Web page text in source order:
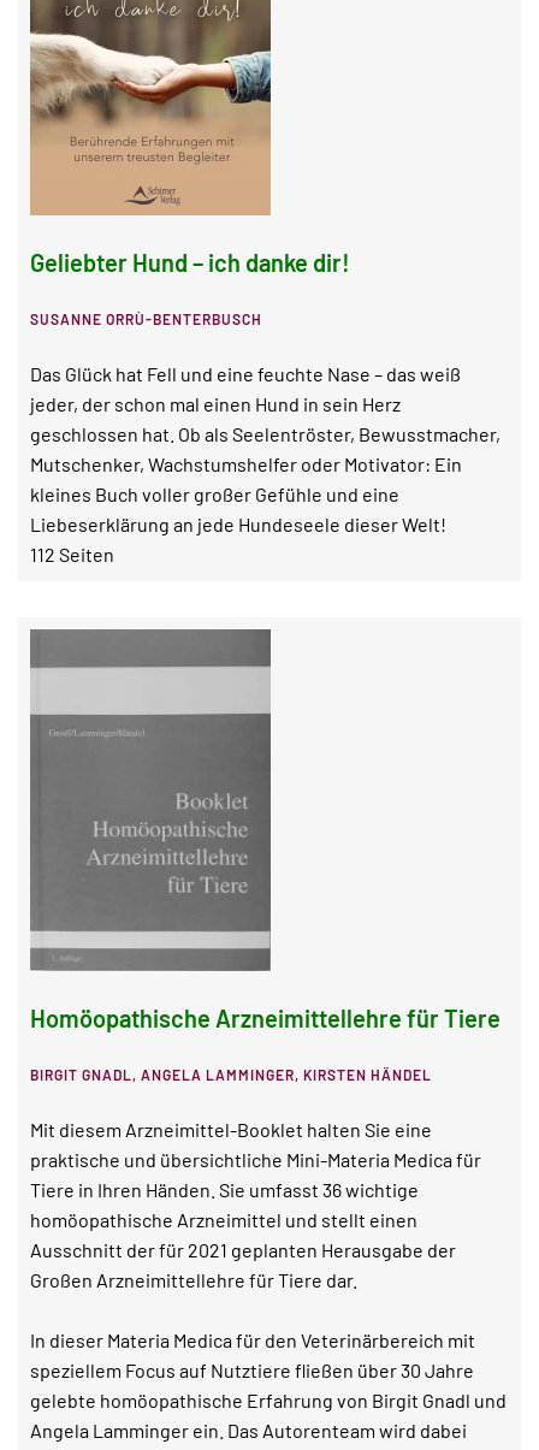
Geliebter Hund – ich danke dir!
SUSANNE ORRÙ-BENTERBUSCH
Das Glück hat Fell und eine feuchte Nase – das weiß
jeder, der schon mal einen Hund in sein Herz
geschlossen hat. Ob als Seelentröster, Bewusstmacher,
Mutschenker, Wachstumshelfer oder Motivator: Ein
kleines Buch voller großer Gefühle und eine
Liebeserklärung an jede Hundeseele dieser Welt!
112 Seiten
Homöopathische Arzneimittellehre für Tiere
BIRGIT GNADL, ANGELA LAMMINGER, KIRSTEN HÄNDEL
Mit diesem Arzneimittel-Booklet halten Sie eine
praktische und übersichtliche Mini-Materia Medica für
Tiere in Ihren Händen. Sie umfasst 36 wichtige
homöopathische Arzneimittel und stellt einen
Ausschnitt der für 2021 geplanten Herausgabe der
Großen Arzneimittellehre für Tiere dar.
In dieser Materia Medica für den Veterinärbereich mit
speziellem Focus auf Nutztiere fließen über 30 Jahre
gelebte homöopathische Erfahrung von Birgit Gnadl und
Angela Lamminger ein. Das Autorenteam wird dabei